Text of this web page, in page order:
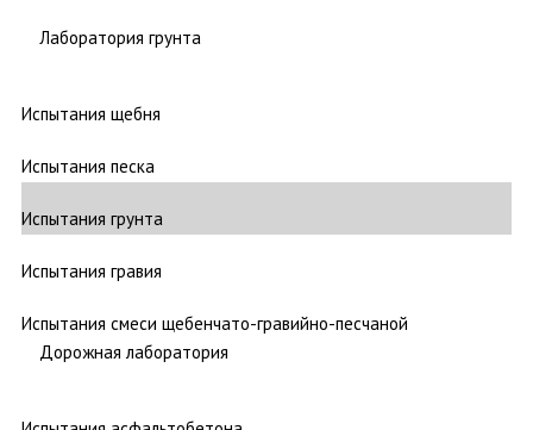
Лаборатория грунта
Испытания щебня
Испытания песка
Испытания грунта
Испытания гравия
Испытания смеси щебенчато-гравийно-песчаной
Дорожная лаборатория